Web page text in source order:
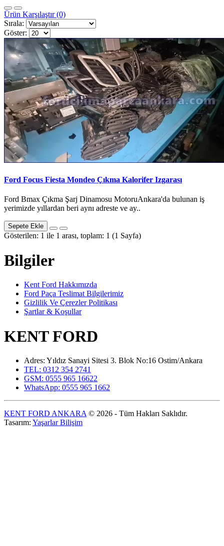
Ürün Karşılaştır (0)
Sırala:
Göster:
Ford Focus Fiesta Mondeo Çıkma Kalorifer Izgarası
Ford Bmax Çıkma Şarj Dinamosu MotoruAnkara'da bulunan iş
yerimizde yıllardan beri aynı adreste ve ay..
Sepete Ekle
Gösterilen: 1 ile 1 arası, toplam: 1 (1 Sayfa)
Bilgiler
Kent Ford Hakkımızda
Ford Paça Teslimat Bilgilerimiz
Gizlilik Ve Çerezler Politikası
Şartlar & Koşullar
KENT FORD
Adres: Yıldız Sanayi Sitesi 3. Blok No:16 Ostim/Ankara
TEL: 0312 354 2741
GSM: 0555 965 16622
WhatsApp: 0555 965 1662
KENT FORD ANKARA © 2026 - Tüm Hakları Saklıdır.
Tasarım: Yaşarlar Bilişim